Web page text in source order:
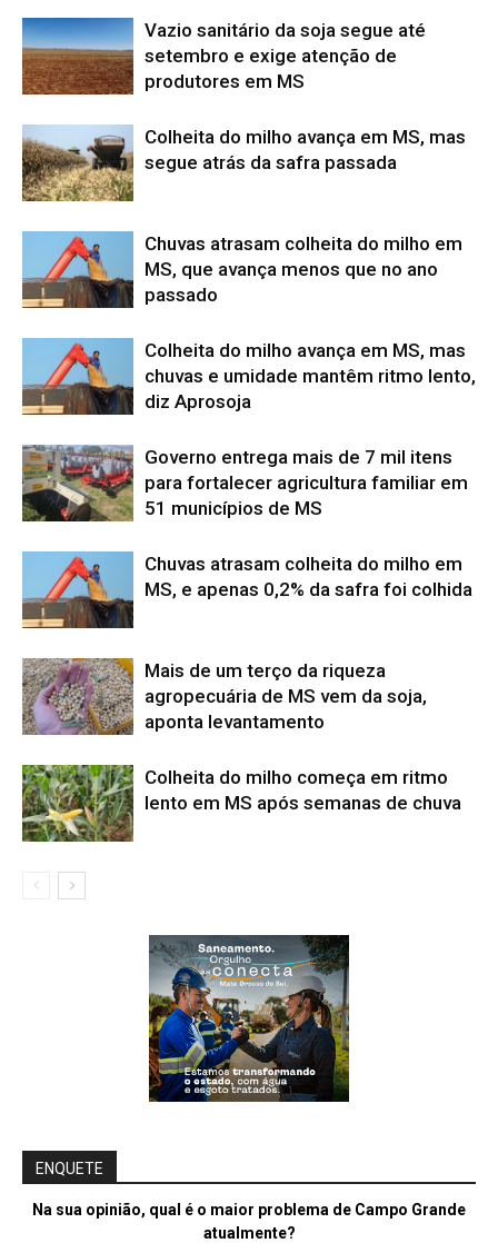
Vazio sanitário da soja segue até
setembro e exige atenção de
produtores em MS
Colheita do milho avança em MS, mas
segue atrás da safra passada
Chuvas atrasam colheita do milho em
MS, que avança menos que no ano
passado
Colheita do milho avança em MS, mas
chuvas e umidade mantêm ritmo lento,
diz Aprosoja
Governo entrega mais de 7 mil itens
para fortalecer agricultura familiar em
51 municípios de MS
Chuvas atrasam colheita do milho em
MS, e apenas 0,2% da safra foi colhida
Mais de um terço da riqueza
agropecuária de MS vem da soja,
aponta levantamento
Colheita do milho começa em ritmo
lento em MS após semanas de chuva
ENQUETE
Na sua opinião, qual é o maior problema de Campo Grande
atualmente?